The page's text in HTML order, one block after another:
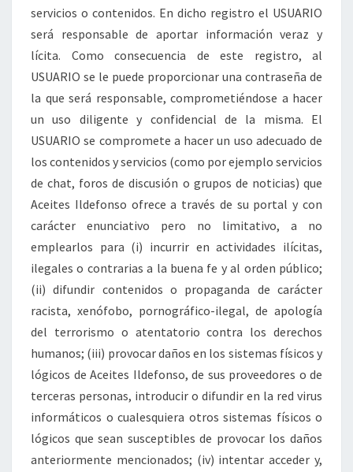
servicios o contenidos. En dicho registro el USUARIO
será responsable de aportar información veraz y
lícita. Como consecuencia de este registro, al
USUARIO se le puede proporcionar una contraseña de
la que será responsable, comprometiéndose a hacer
un uso diligente y confidencial de la misma. El
USUARIO se compromete a hacer un uso adecuado de
los contenidos y servicios (como por ejemplo servicios
de chat, foros de discusión o grupos de noticias) que
Aceites Ildefonso ofrece a través de su portal y con
carácter enunciativo pero no limitativo, a no
emplearlos para (i) incurrir en actividades ilícitas,
ilegales o contrarias a la buena fe y al orden público;
(ii) difundir contenidos o propaganda de carácter
racista, xenófobo, pornográfico-ilegal, de apología
del terrorismo o atentatorio contra los derechos
humanos; (iii) provocar daños en los sistemas físicos y
lógicos de Aceites Ildefonso, de sus proveedores o de
terceras personas, introducir o difundir en la red virus
informáticos o cualesquiera otros sistemas físicos o
lógicos que sean susceptibles de provocar los daños
anteriormente mencionados; (iv) intentar acceder y,